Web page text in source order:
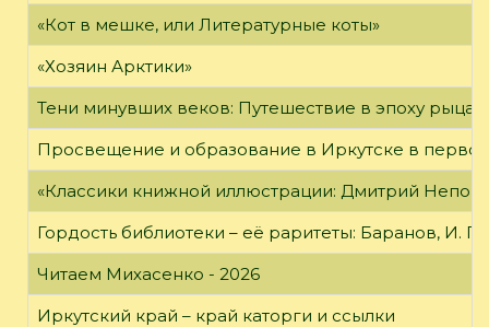
«Кот в мешке, или Литературные коты»
«Хозяин Арктики»
Тени минувших веков: Путешествие в эпоху
Просвещение и образование в Иркутске в
«Классики книжной иллюстрации: Дмитрий
Гордость библиотеки – её раритеты: Баранов, И.
Читаем Михасенко - 2026
Иркутский край – край каторги и ссылки